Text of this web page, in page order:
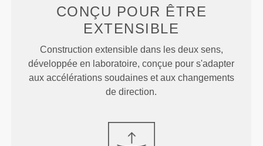
CONÇU POUR ÊTRE
EXTENSIBLE
Construction extensible dans les deux sens,
développée en laboratoire, conçue pour s'adapter
aux accélérations soudaines et aux changements
de direction.